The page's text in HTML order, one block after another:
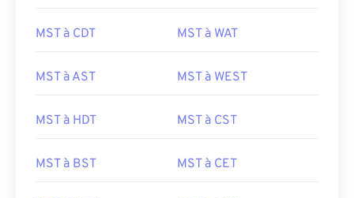
MST à CDT MST à WAT
MST à AST MST à WEST
MST à HDT MST à CST
MST à BST MST à CET